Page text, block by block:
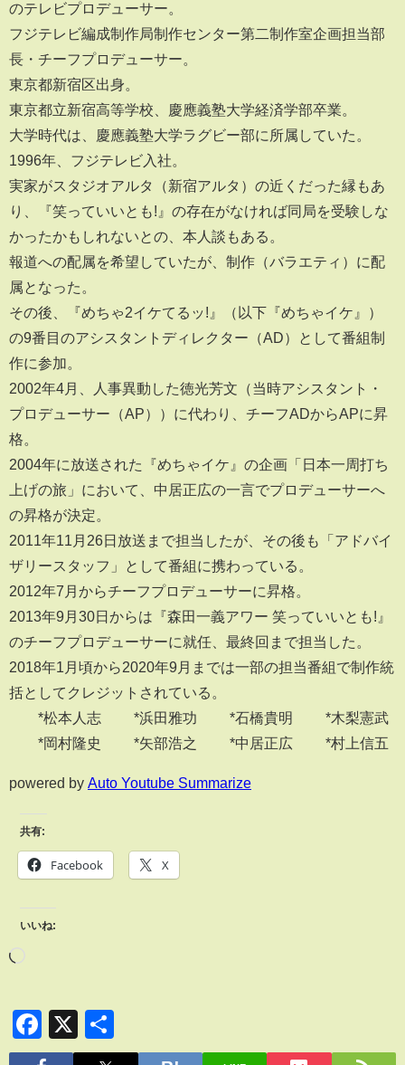
のテレビプロデューサー。
フジテレビ編成制作局制作センター第二制作室企画担当部
長・チーフプロデューサー。
東京都新宿区出身。
東京都立新宿高等学校、慶應義塾大学経済学部卒業。
大学時代は、慶應義塾大学ラグビー部に所属していた。
1996年、フジテレビ入社。
実家がスタジオアルタ（新宿アルタ）の近くだった縁もあ
り、『笑っていいとも!』の存在がなければ同局を受験しな
かったかもしれないとの、本人談もある。
報道への配属を希望していたが、制作（バラエティ）に配
属となった。
その後、『めちゃ2イケてるッ!』（以下『めちゃイケ』）
の9番目のアシスタントディレクター（AD）として番組制
作に参加。
2002年4月、人事異動した徳光芳文（当時アシスタント・
プロデューサー（AP））に代わり、チーフADからAPに昇
格。
2004年に放送された『めちゃイケ』の企画「日本一周打ち
上げの旅」において、中居正広の一言でプロデューサーへ
の昇格が決定。
2011年11月26日放送まで担当したが、その後も「アドバイ
ザリースタッフ」として番組に携わっている。
2012年7月からチーフプロデューサーに昇格。
2013年9月30日からは『森田一義アワー 笑っていいとも!』
のチーフプロデューサーに就任、最終回まで担当した。
2018年1月頃から2020年9月までは一部の担当番組で制作統
括としてクレジットされている。
*松本人志 *浜田雅功 *石橋貴明 *木梨憲武
*岡村隆史 *矢部浩之 *中居正広 *村上信五
powered by Auto Youtube Summarize
共有:
Facebook X
いいね:
Facebook
X
有